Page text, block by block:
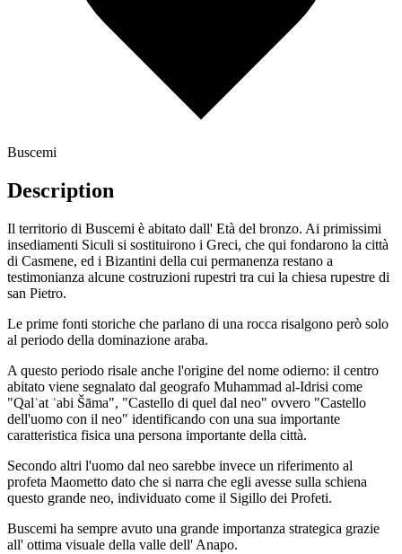
Buscemi
Description
Il territorio di Buscemi è abitato dall' Età del bronzo. Ai primissimi
insediamenti Siculi si sostituirono i Greci, che qui fondarono la città
di Casmene, ed i Bizantini della cui permanenza restano a
testimonianza alcune costruzioni rupestri tra cui la chiesa rupestre di
san Pietro.
Le prime fonti storiche che parlano di una rocca risalgono però solo
al periodo della dominazione araba.
A questo periodo risale anche l'origine del nome odierno: il centro
abitato viene segnalato dal geografo Muhammad al-Idrisi come
"Qalʾat ʾabi Šāma", "Castello di quel dal neo" ovvero "Castello
dell'uomo con il neo" identificando con una sua importante
caratteristica fisica una persona importante della città.
Secondo altri l'uomo dal neo sarebbe invece un riferimento al
profeta Maometto dato che si narra che egli avesse sulla schiena
questo grande neo, individuato come il Sigillo dei Profeti.
Buscemi ha sempre avuto una grande importanza strategica grazie
all' ottima visuale della valle dell' Anapo.